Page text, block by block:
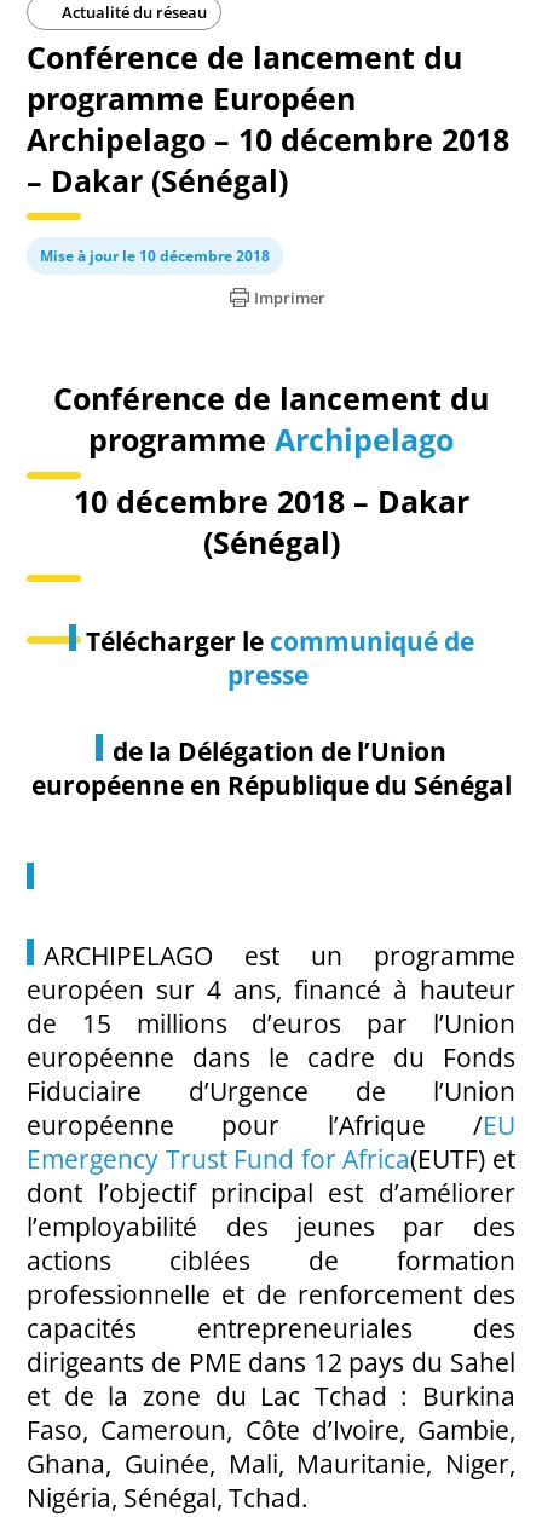
Actualité du réseau
Conférence de lancement du
programme Européen
Archipelago – 10 décembre 2018
– Dakar (Sénégal)
Mise à jour le 10 décembre 2018
Imprimer
Conférence de lancement du
programme Archipelago
10 décembre 2018 – Dakar
(Sénégal)
Télécharger le communiqué de
presse
de la Délégation de l’Union
européenne en République du Sénégal
ARCHIPELAGO est un programme
européen sur 4 ans, financé à hauteur
de 15 millions d’euros par l’Union
européenne dans le cadre du Fonds
Fiduciaire d’Urgence de l’Union
européenne pour l’Afrique /EU
Emergency Trust Fund for Africa(EUTF) et
dont l’objectif principal est d’améliorer
l’employabilité des jeunes par des
actions ciblées de formation
professionnelle et de renforcement des
capacités entrepreneuriales des
dirigeants de PME dans 12 pays du Sahel
et de la zone du Lac Tchad : Burkina
Faso, Cameroun, Côte d’Ivoire, Gambie,
Ghana, Guinée, Mali, Mauritanie, Niger,
Nigéria, Sénégal, Tchad.